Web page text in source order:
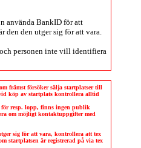
använda BankID för att
den den utger sig för att vara.
personen inte vill identifiera
främst försöker sälja startplatser till
köp av startplats kontrollera alltid
resp. lopp, finns ingen publik
om möjligt kontaktuppgifter med
sig för att vara, kontrollera att tex
startplatsen är registrerad på via tex